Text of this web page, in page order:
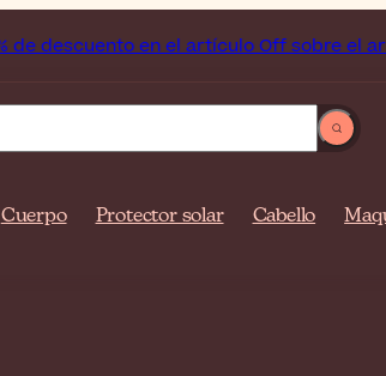
en el artículo Off sobre el artículo
Cuerpo Protector solar Cabello